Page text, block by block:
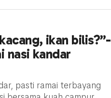
ikan bilis?”-
nasi kandar
pasti ramai terbayang